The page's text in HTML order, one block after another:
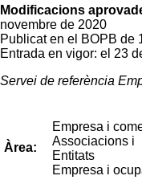
Modificacions
novembre de 2020
Publicat en el BOPB de
Entrada en vigor: el 23
Servei de referència
Àrea:
Empresa i
Associacions i
Entitats
Empresa i